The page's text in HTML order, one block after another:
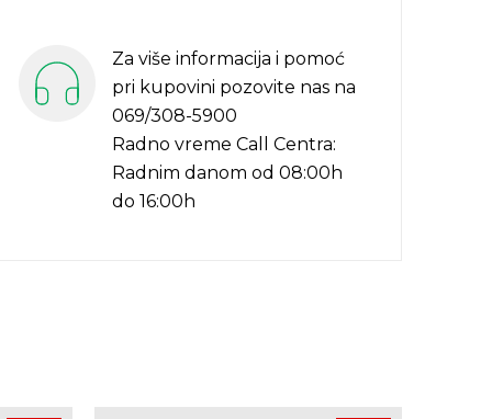
Za više informacija i pomoć
pri kupovini pozovite nas na
069/308-5900
Radno vreme Call Centra:
Radnim danom od 08:00h
do 16:00h